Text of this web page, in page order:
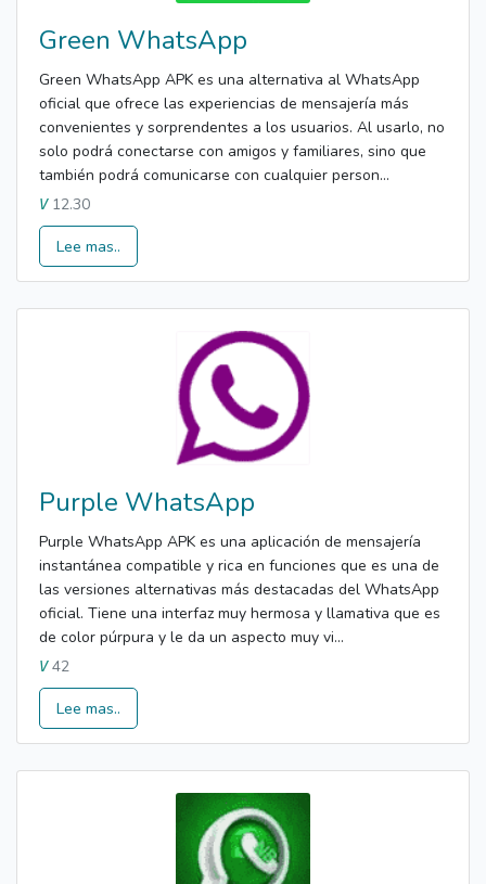
Green WhatsApp
Green WhatsApp APK es una alternativa al WhatsApp
oficial que ofrece las experiencias de mensajería más
convenientes y sorprendentes a los usuarios. Al usarlo, no
solo podrá conectarse con amigos y familiares, sino que
también podrá comunicarse con cualquier person...
V12.30
Lee mas..
Purple WhatsApp
Purple WhatsApp APK es una aplicación de mensajería
instantánea compatible y rica en funciones que es una de
las versiones alternativas más destacadas del WhatsApp
oficial. Tiene una interfaz muy hermosa y llamativa que es
de color púrpura y le da un aspecto muy vi...
V42
Lee mas..